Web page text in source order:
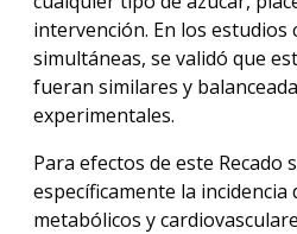
intervención. En los estudios
simultáneas, se validó que
fueran similares y
experimentales.
Para efectos de este Recado
específicamente la incidencia
metabólicos y